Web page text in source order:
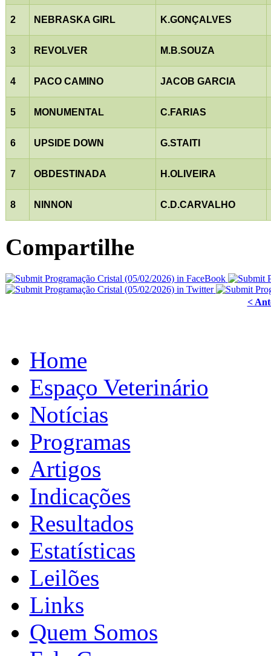
2 NEBRASKA GIRL K.GONÇALVES
3 REVOLVER M.B.SOUZA
4 PACO CAMINO JACOB GARCIA
5 MONUMENTAL C.FARIAS
6 UPSIDE DOWN G.STAITI
7 OBDESTINADA H.OLIVEIRA
8 NINNON C.D.CARVALHO
Compartilhe
<
Home
Espaço Veterinário
Notícias
Programas
Artigos
Indicações
Resultados
Estatísticas
Leilões
Links
Quem Somos